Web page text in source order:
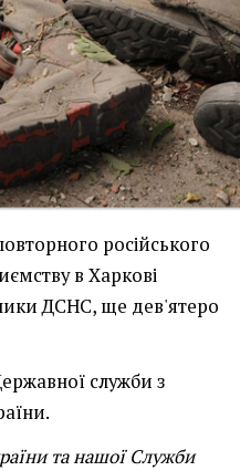
російського
в Харкові
ДСНС, ще дев'ятеро
служби з
та нашої Служби